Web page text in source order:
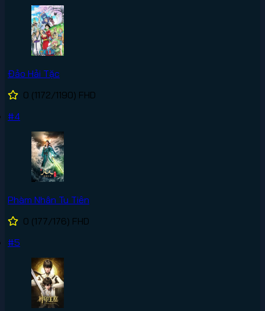
Đảo Hải Tặc
0 (1172/1190) FHD
#4
Phàm Nhân Tu Tiên
0 (177/176) FHD
#5